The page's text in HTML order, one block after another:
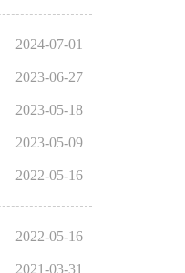
2024-07-01
2023-06-27
2023-05-18
2023-05-09
2022-05-16
2022-05-16
2021-03-31